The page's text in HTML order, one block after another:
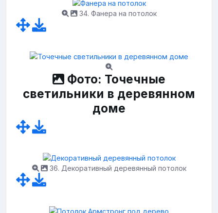
34. Фанера на потолок
Фото: Точечные
светильники в деревянном
доме
36. Декоративный деревянный потолок